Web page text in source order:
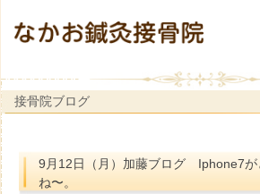
接骨院ブログ
9月12日（月）加藤ブログ Iphone7が
ね〜。